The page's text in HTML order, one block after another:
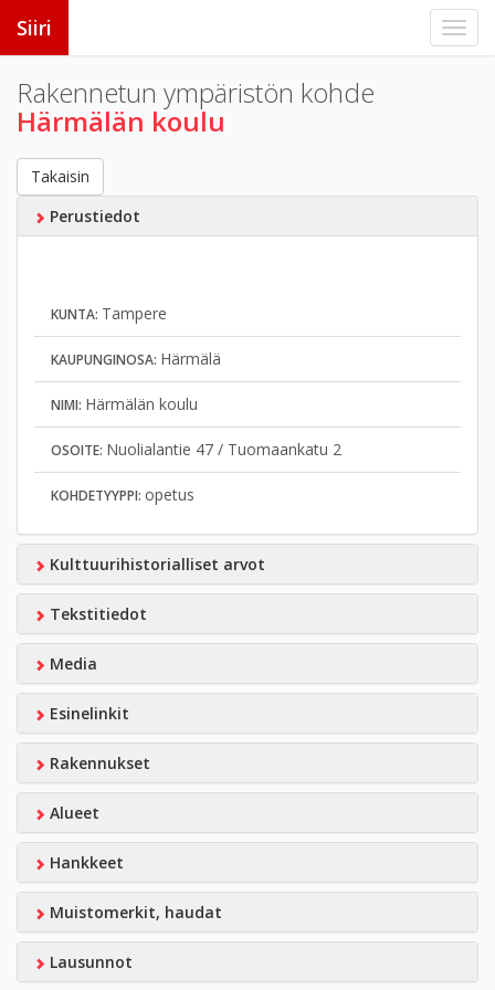
Siiri
Rakennetun ympäristön kohde
Härmälän koulu
Takaisin
Perustiedot
KUNTA: Tampere
KAUPUNGINOSA: Härmälä
NIMI: Härmälän koulu
OSOITE: Nuolialantie 47 / Tuomaankatu 2
KOHDETYYPPI: opetus
Kulttuurihistorialliset arvot
Tekstitiedot
Media
Esinelinkit
Rakennukset
Alueet
Hankkeet
Muistomerkit, haudat
Lausunnot